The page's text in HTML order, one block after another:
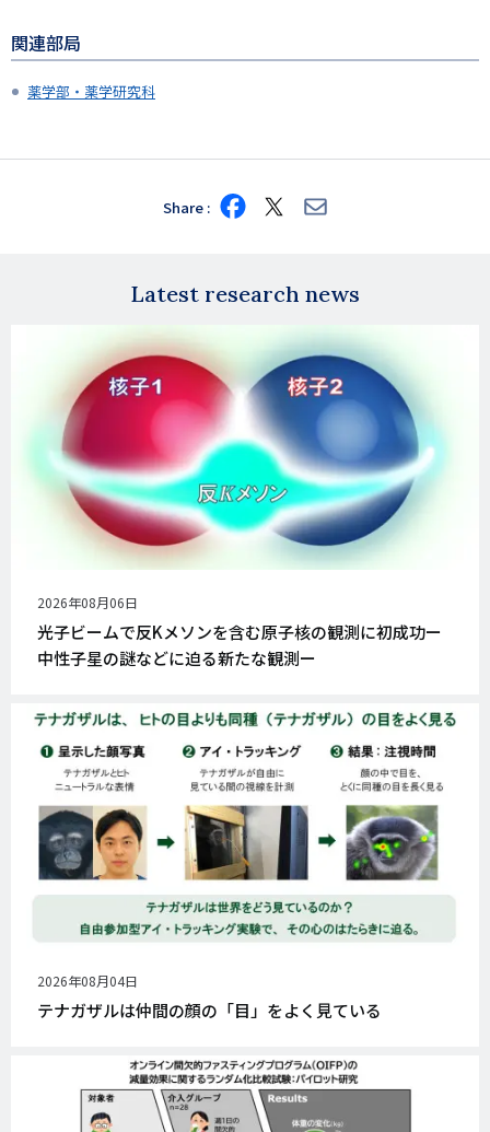
関連部局
薬学部・薬学研究科
Share Share
on
Share
on
Share
via
Latest research news
公
開
日
2026年08月06日
光子ビームで反Kメソンを含む原子核の観測に初成功ー
中性子星の謎などに迫る新たな観測ー
公
開
日
2026年08月04日
テナガザルは仲間の顔の「目」をよく見ている